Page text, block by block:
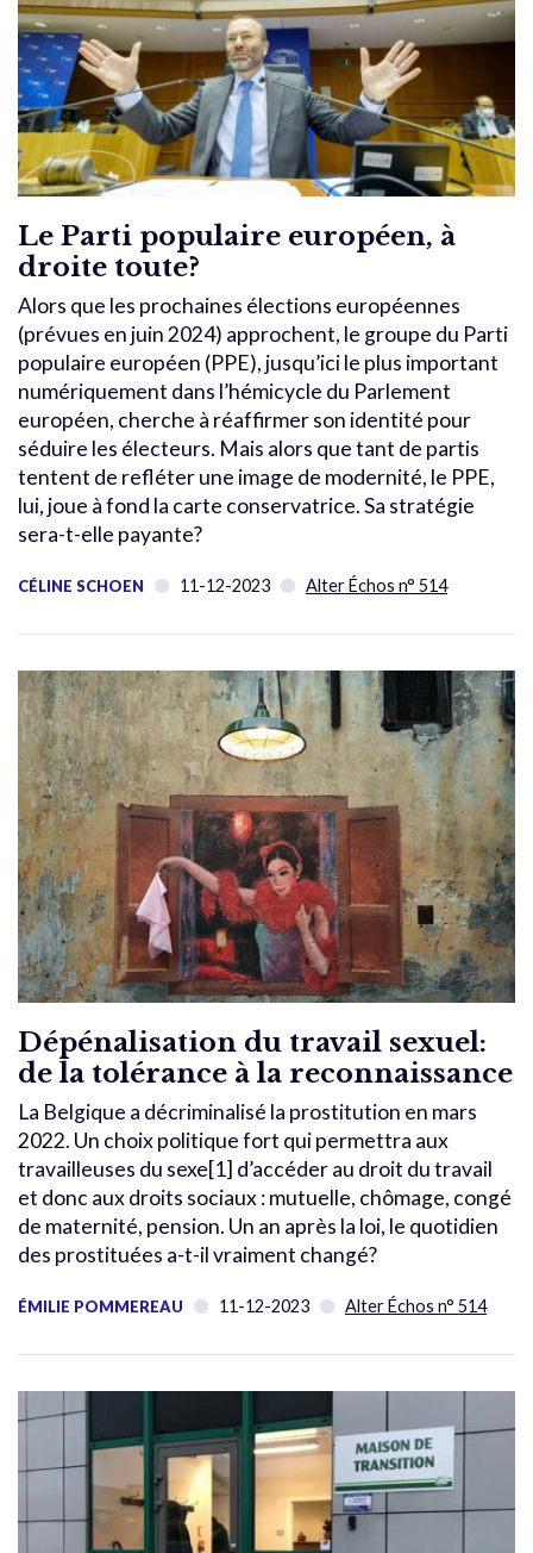
Le Parti populaire européen, à
droite toute?
Alors que les prochaines élections européennes
(prévues en juin 2024) approchent, le groupe du Parti
populaire européen (PPE), jusqu’ici le plus important
numériquement dans l’hémicycle du Parlement
européen, cherche à réaffirmer son identité pour
séduire les électeurs. Mais alors que tant de partis
tentent de refléter une image de modernité, le PPE,
lui, joue à fond la carte conservatrice. Sa stratégie
sera-t-elle payante?
CÉLINE SCHOEN 11-12-2023 Alter Échos n° 514
Dépénalisation du travail sexuel:
de la tolérance à la reconnaissance
La Belgique a décriminalisé la prostitution en mars
2022. Un choix politique fort qui permettra aux
travailleuses du sexe[1] d’accéder au droit du travail
et donc aux droits sociaux : mutuelle, chômage, congé
de maternité, pension. Un an après la loi, le quotidien
des prostituées a-t-il vraiment changé?
ÉMILIE POMMEREAU 11-12-2023 Alter Échos n° 514